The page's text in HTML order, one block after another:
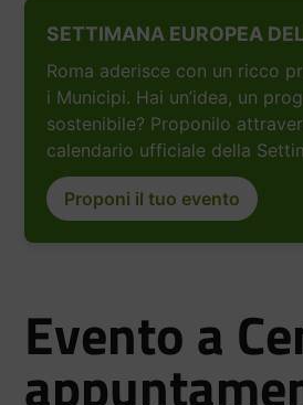
SETTIMANA EUROPEA
Roma aderisce con un ricco
i Municipi. Hai un’idea, un
sostenibile? Proponilo
calendario ufficiale della
Proponi il tuo evento
Evento a